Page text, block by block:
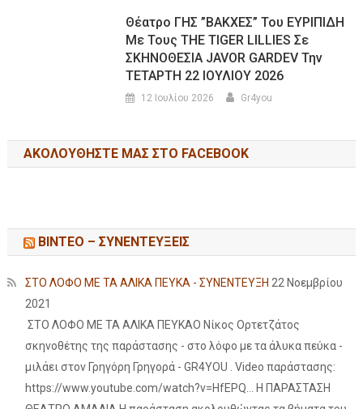
Θέατρο ΓΗΣ ”ΒΑΚΧΕΣ” Του ΕΥΡΙΠΙΔΗ
Με Τους THE TIGER LILLIES Σε
ΣΚΗΝΟΘΕΣΙΑ JAVOR GARDEV Την
ΤΕΤΑΡΤΗ 22 ΙΟΥΛΙΟΥ 2026
12 Ιουλίου 2026 Gr4you
ΑΚΟΛΟΥΘΉΣΤΕ ΜΑΣ ΣΤΟ FACEBOOK
ΒΙΝΤΕΟ – ΣΥΝΕΝΤΕΥΞΕΙΣ
ΣΤΟ ΛΟΦΟ ΜΕ ΤΑ ΑΛΙΚΑ ΠΕΥΚΑ - ΣΥΝΕΝΤΕΥΞΗ 22 Νοεμβρίου
2021
ΣΤΟ ΛΟΦΟ ΜΕ ΤΑ ΑΛΙΚΑ ΠΕΥΚΑΟ Νίκος Ορτετζάτος
σκηνοθέτης της παράστασης - στο λόφο με τα άλυκα πεύκα -
μιλάει στον Γρηγόρη Γρηγορά - GR4YOU . Video παράστασης:
https://www.youtube.com/watch?v=HfEPQ... Η ΠΑΡΑΣΤΑΣΗ